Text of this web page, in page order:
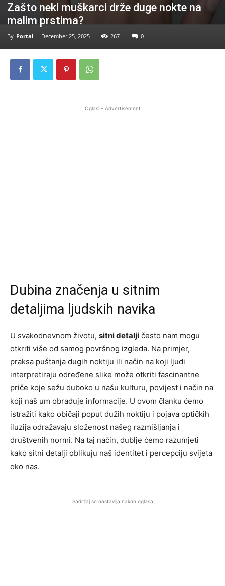
Zašto neki muškarci drže duge nokte na
malim prstima?
By Portal - December 25, 2025 267 0
Oglasi - Advertisement
Dubina značenja u sitnim
detaljima ljudskih navika
U svakodnevnom životu, sitni detalji često nam mogu
otkriti više od samog površnog izgleda. Na primjer,
praksa puštanja dugih noktiju ili način na koji ljudi
interpretiraju određene slike može otkriti fascinantne
priče koje sežu duboko u našu kulturu, povijest i način na
koji naš um obrađuje informacije. U ovom članku ćemo
istražiti kako običaji poput dužih noktiju i pojava optičkih
iluzija odražavaju složenost našeg razmišljanja i
društvenih normi. Na taj način, dublje ćemo razumjeti
kako sitni detalji oblikuju naš identitet i percepciju svijeta
oko nas.
Sadržaj se nastavlja nakon oglasa